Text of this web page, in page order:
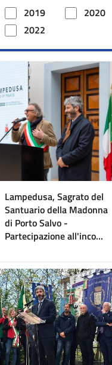
2019
2020
2022
Lampedusa, Sagrato del
Santuario della Madonna
di Porto Salvo -
Partecipazione all'inco...